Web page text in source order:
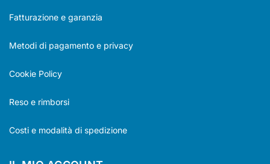
Fatturazione e garanzia
Metodi di pagamento e privacy
Cookie Policy
Reso e rimborsi
Costi e modalità di spedizione